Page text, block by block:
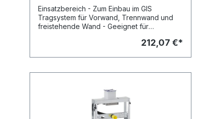
Einsatzbereich - Zum Einbau im GIS
Tragsystem für Vorwand, Trennwand und
freistehende Wand - Geeignet für
mit Standarmatur Eigenschaften - System-
oder 23 cm - Befestigung für Bidet
höhenverstellbar, schallgedämmt - Abstand
Armaturenanschlüsse einstellbar -
Befestigung für Abgangsbogen
schallgedämmt und höhenverstellbar
212,07 €*